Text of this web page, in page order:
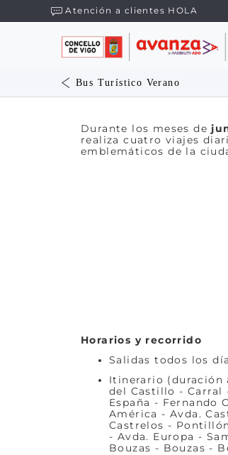
Atención a clientes HOLA
Bus Turístico Verano
Durante los meses de
realiza cuatro viajes
emblemáticos de la
Horarios y recorrido
Salidas todos los
Itinerario (duración
del Castillo - Carral
España - Fernando
América - Avda.
Castrelos -
- Avda. Europa -
Bouzas - Bouzas -